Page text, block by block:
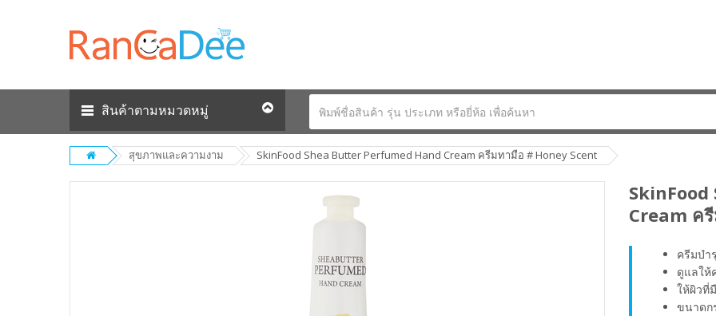
สินค้าตามหมวดหมู่
สุขภาพและความงาม SkinFood Shea Butter Perfumed Hand Cream ครีมทามือ # Honey Scent
Cream ค
ครีมบำ
ดูแลให้
ให้ผิวที่
ขนาดก